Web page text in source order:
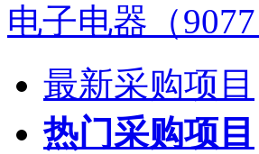
电子电器（9077
最新采购项目
热门采购项目